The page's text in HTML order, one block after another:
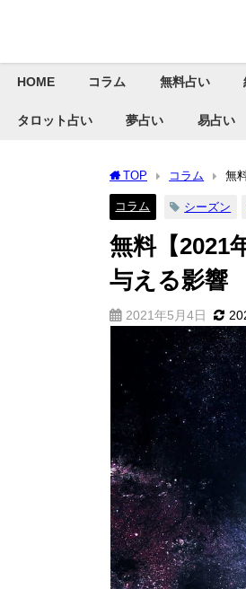
HOME コラム 無料占い
タロット占い 夢占い 易占い
TOP コラム 無
コラム シーズン
無料【2021
与える影響
2021年5月4日